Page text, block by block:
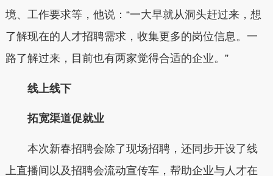
境、工作要求等，他说：“一大早就从洞头赶过来，想
了解现在的人才招聘需求，收集更多的岗位信息。一
路了解过来，目前也有两家觉得合适的企业。”
线上线下
拓宽渠道促就业
本次新春招聘会除了现场招聘，还同步开设了线
上直播间以及招聘会流动宣传车，帮助企业与人才在